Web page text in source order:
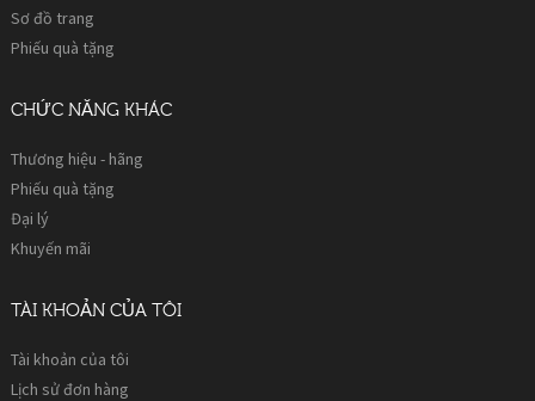
Sơ đồ trang
Phiếu quà tặng
CHỨC NĂNG KHÁC
Thương hiệu - hãng
Phiếu quà tặng
Đại lý
Khuyến mãi
TÀI KHOẢN CỦA TÔI
Tài khoản của tôi
Lịch sử đơn hàng